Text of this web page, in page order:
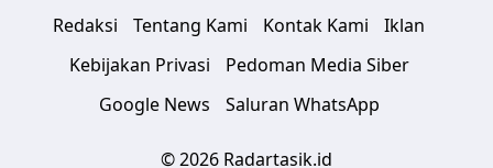
Redaksi Tentang Kami Kontak Kami
Iklan
Kebijakan Privasi
Pedoman Media Siber
Google News
Saluran WhatsApp
© 2026 Radartasik.id